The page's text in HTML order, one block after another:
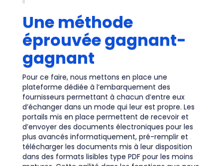
Une méthode
éprouvée gagnant-
gagnant
Pour ce faire, nous mettons en place une
plateforme dédiée à l’embarquement des
fournisseurs permettant à chacun d’entre eux
d’échanger dans un mode qui leur est propre. Les
portails mis en place permettent de recevoir et
d’envoyer des documents électroniques pour les
plus avancés informatiquement, pré-remplir et
télécharger les documents mis à leur disposition
dans des formats lisibles type PDF pour les moins